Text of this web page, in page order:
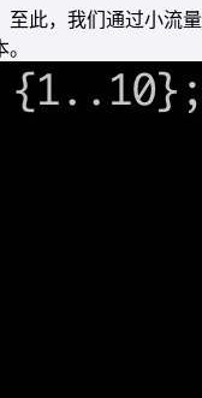
至此，我们通过小流量